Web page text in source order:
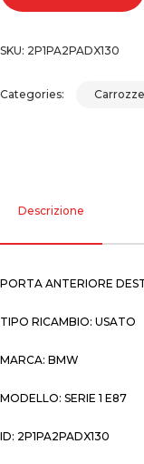
SKU: 2P1PA2PADX130
Categories:
Descrizione
PORTA ANTERIORE
TIPO RICAMBIO: USATO
MARCA: BMW
MODELLO: SERIE 1 E87
ID: 2P1PA2PADX130